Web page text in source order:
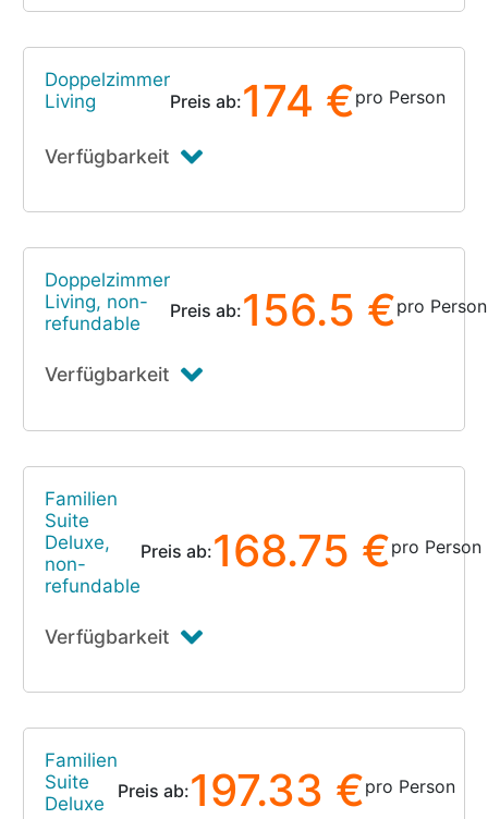
Doppelzimmer
Living
Preis ab:174 €pro Person
Verfügbarkeit
Doppelzimmer
Living, non-
refundable
Preis ab:156.5 €pro Person
Verfügbarkeit
Familien
Suite
Deluxe,
non-
refundable
Preis ab:168.75 €pro Person
Verfügbarkeit
Familien
Suite
Deluxe
Preis ab:197.33 €pro Person